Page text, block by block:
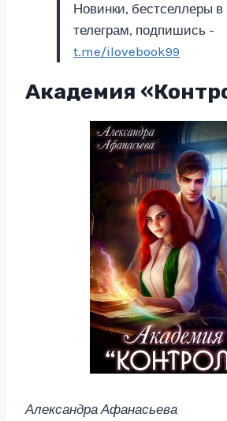
Новинки, бестселлеры
телеграм, подпишись -
t.me/ilovebook99
Академия
Александра Афанасьева